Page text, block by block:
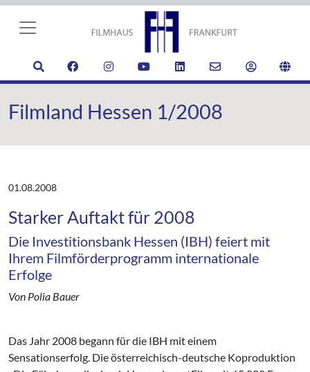
Filmland Hessen 1/2008
01.08.2008
Starker Auftakt für 2008
Die Investitionsbank Hessen (IBH) feiert mit
Ihrem Filmförderprogramm internationale
Erfolge
Von Polia Bauer
Das Jahr 2008 begann für die IBH mit einem
Sensationserfolg. Die österreichisch-deutsche Koproduktion